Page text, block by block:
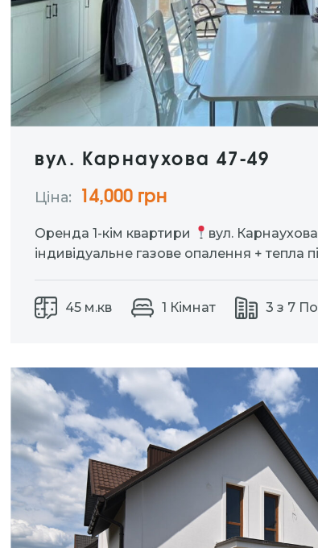
вул. Карнаухова 47-49
Ціна: 14,000 грн
Оренда 1-кім квартири
вул.
індивідуальне газове опалення + тепла
Укомплектована меблями та технікою
телевізор, пральна машина, газова
45 м.кв 1 Кімнат 3 з 7